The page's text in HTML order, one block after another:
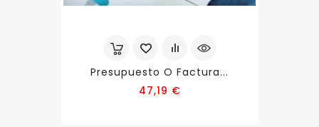
Presupuesto O Factura...
47,19 €Precio